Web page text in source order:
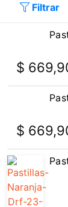
Filtrar
$
$